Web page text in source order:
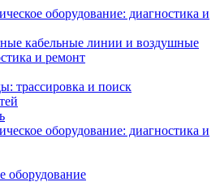
оборудование: диагностика и
кабельные линии и воздушные
и ремонт
трассировка и поиск
оборудование: диагностика и
оборудование